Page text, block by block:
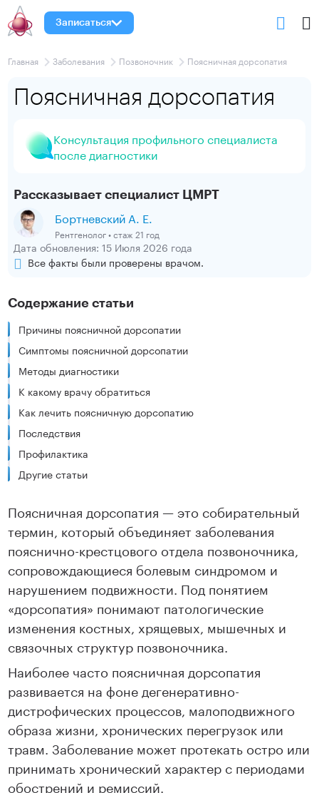
Записаться
Главная Заболевания Позвоночник Поясничная дорсопатия
Поясничная дорсопатия
Консультация профильного специалиста
после диагностики
Рассказывает специалист ЦМРТ
Бортневский А. Е.
Рентгенолог • стаж 21 год
Дата обновления: 15 Июля 2026 года
Все факты были проверены врачом.
Содержание статьи
Причины поясничной дорсопатии
Симптомы поясничной дорсопатии
Методы диагностики
К какому врачу обратиться
Как лечить поясничную дорсопатию
Последствия
Профилактика
Другие статьи
Поясничная дорсопатия — это собирательный
термин, который объединяет заболевания
пояснично-крестцового отдела позвоночника,
сопровождающиеся болевым синдромом и
нарушением подвижности. Под понятием
«дорсопатия» понимают патологические
изменения костных, хрящевых, мышечных и
связочных структур позвоночника.
Наиболее часто поясничная дорсопатия
развивается на фоне дегенеративно-
дистрофических процессов, малоподвижного
образа жизни, хронических перегрузок или
травм. Заболевание может протекать остро или
принимать хронический характер с периодами
обострений и ремиссий.